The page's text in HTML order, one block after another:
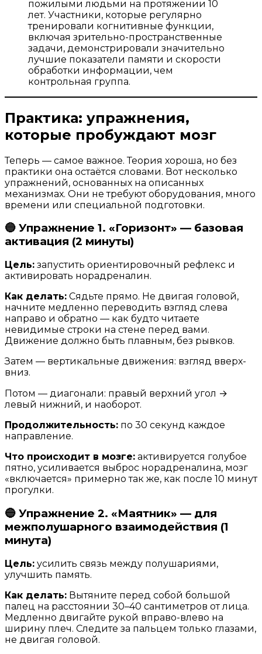
пожилыми людьми на протяжении 10
лет. Участники, которые регулярно
тренировали когнитивные функции,
включая зрительно-пространственные
задачи, демонстрировали значительно
лучшие показатели памяти и скорости
обработки информации, чем
контрольная группа.
Практика: упражнения,
которые пробуждают мозг
Теперь — самое важное. Теория хороша, но без
практики она остаётся словами. Вот несколько
упражнений, основанных на описанных
механизмах. Они не требуют оборудования, много
времени или специальной подготовки.
🔵 Упражнение 1. «Горизонт» — базовая
активация (2 минуты)
Цель: запустить ориентировочный рефлекс и
активировать норадреналин.
Как делать: Сядьте прямо. Не двигая головой,
начните медленно переводить взгляд слева
направо и обратно — как будто читаете
невидимые строки на стене перед вами.
Движение должно быть плавным, без рывков.
Затем — вертикальные движения: взгляд вверх-
вниз.
Потом — диагонали: правый верхний угол →
левый нижний, и наоборот.
Продолжительность: по 30 секунд каждое
направление.
Что происходит в мозге: активируется голубое
пятно, усиливается выброс норадреналина, мозг
«включается» примерно так же, как после 10 минут
прогулки.
🔵 Упражнение 2. «Маятник» — для
межполушарного взаимодействия (1
минута)
Цель: усилить связь между полушариями,
улучшить память.
Как делать: Вытяните перед собой большой
палец на расстоянии 30–40 сантиметров от лица.
Медленно двигайте рукой вправо-влево на
ширину плеч. Следите за пальцем только глазами,
не двигая головой.